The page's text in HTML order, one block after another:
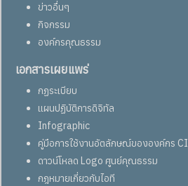
ข่าวอื่นๆ
กิจกรรม
องค์กรคุณธรรม
เอกสารเผยแพร่
กฏระเบียบ
แผนปฏิบัติการดิจิทัล
Infographic
คู่มือการใช้งานอัตลักษณ์ขององค์กร CI
ดาวน์โหลด Logo ศูนย์คุณธรรม
กฎหมายเกี่ยวกับไอที